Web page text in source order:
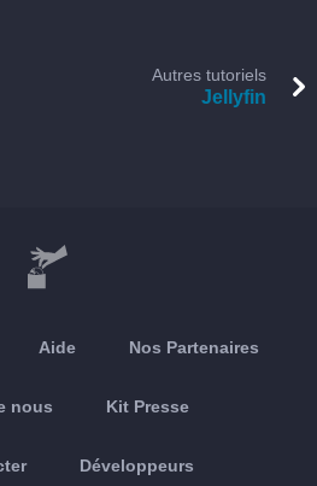
Autres tutoriels
Jellyfin
Aide Nos Partenaires
nous Kit Presse
Développeurs